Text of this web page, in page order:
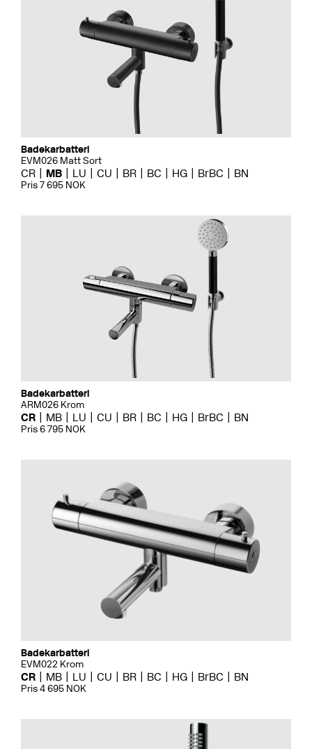
Badekarbatteri
EVM026 Matt Sort
CR MB LU CU BR BC HG BrBC BN
Pris 7 695 NOK
Badekarbatteri
ARM026 Krom
CR MB LU CU BR BC HG BrBC BN
Pris 6 795 NOK
Badekarbatteri
EVM022 Krom
CR MB LU CU BR BC HG BrBC BN
Pris 4 695 NOK